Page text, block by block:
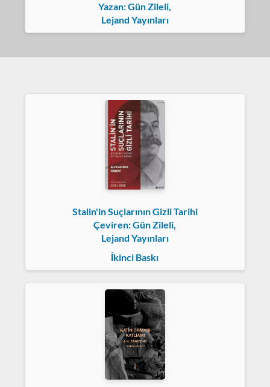
Yazan: Gün Zileli,
Lejand Yayınları
Stalin'in Suçlarının Gizli Tarihi
Çeviren: Gün Zileli,
Lejand Yayınları
İkinci Baskı